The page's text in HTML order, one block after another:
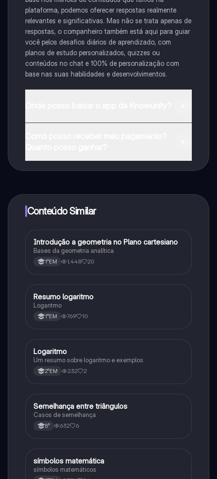
plataforma, podemos oferecer respostas realmente
relevantes e significativas. Mas não se trata apenas de
respostas, o companheiro também está aqui para guiar
você pelos desafios diários de aprendizado, com
planos de estudo personalizados, quizzes ou
conteúdos no chat e 100% de personalização com
base nas suas habilidades e desenvolvimentos.
Conteúdo Similar
Matematica
Introdução a geometria no Plano cartesiano
Bases da geometria analítica
1°EM 1,448 20
Matematica
Resumo logaritmo
Logaritmo
1°EM 769 10
Matematica
Logaritmo
Um resumo sobre logaritmo e exemplos
2°EM 232 2
Matematica
Semelhança entre triângulos
Casos de semelhança
8° 632 6
Matematica
símbolos matemática
símbolos matemáticos